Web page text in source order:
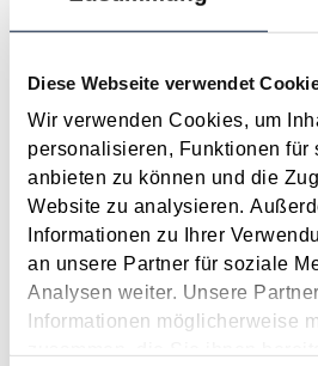
Diese Webseite verwendet
Wir verwenden Cookies, um
personalisieren, Funktionen für
anbieten zu können und die
Website zu analysieren.
Informationen zu Ihrer
an unsere Partner für soziale
Analysen weiter. Unsere
Informationen möglicherweise
Außergewöhnlichkeit,
VwGH hatte sich (GZ Ro 2021/13/
Langtext
empfehlen drucken
Regelbedarfsätze für
Kalenderjahr 2025 veröffentlicht
Februar 2025